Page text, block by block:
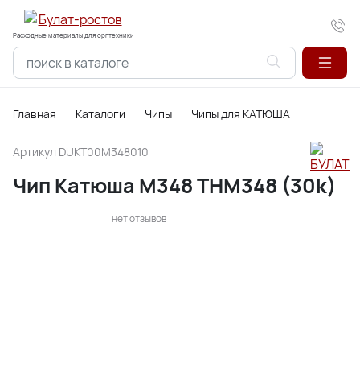
Расходные материалы для оргтехники
Главная Каталоги Чипы Чипы для КАТЮША
Артикул DUKT00M348010
Чип Катюша M348 THM348 (30k)
нет отзывов